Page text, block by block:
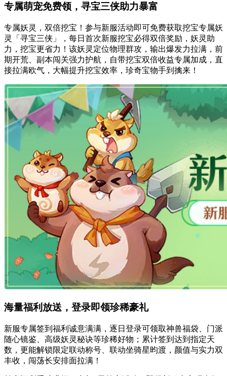
专属萌宠免费领，寻宝三侠助力暴富
专属妖灵，双倍挖宝！参与新服活动即可免费获取挖宝专属妖
灵「寻宝三侠」，每日首次新服挖宝必得双倍奖励，妖灵助
力，挖宝更省力！该妖灵定位物理群攻，输出爆发力拉满，前
期开荒、副本闯关强力护航，自带挖宝双倍收益专属加成，直
接拉满欧气，大幅提升挖宝效率，珍奇宝物手到擒来！
海量福利放送，登录即领珍稀豪礼
新服专属签到福利诚意满满，逐日登录可领取神兽福袋、门派
随心镜鉴、高级妖灵秘诀等珍稀好物；累计签到达到指定天
数，更能解锁限定联动称号、联动坐骑星昀渡，颜值与实力双
丰收，闯荡长安排面拉满！